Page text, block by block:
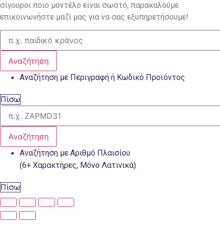
σίγουροι ποιο μοντέλο είναι σωστό, παρακαλούμε
επικοινωνήστε μαζί μας για να σας εξυπηρετήσουμε!
Αναζήτηση
Αναζήτηση με Περιγραφή ή Κωδικό Προϊόντος
Πίσω
Αναζήτηση
Αναζήτηση με Αριθμό Πλαισίου
(6+ Χαρακτήρες, Μόνο Λατινικά)
Πίσω